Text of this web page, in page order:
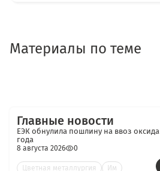
Материалы по теме
Главные новости
ЕЭК обнулила пошлину на ввоз оксида
года
8 августа 2026 0
Цветная металлургия Им